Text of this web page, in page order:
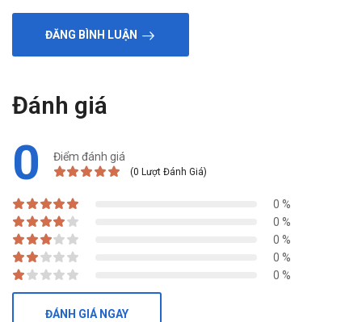
ĐĂNG BÌNH LUẬN
Đánh giá
0 Điểm đánh giá
(0 Lượt Đánh Giá)
0 %
0 %
0 %
0 %
0 %
ĐÁNH GIÁ NGAY